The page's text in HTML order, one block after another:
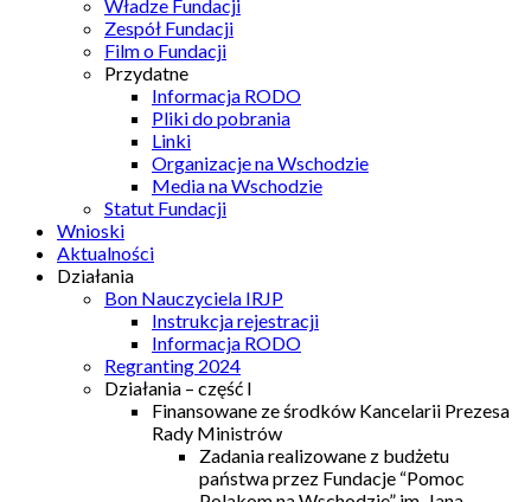
Władze Fundacji
Zespół Fundacji
Film o Fundacji
Przydatne
Informacja RODO
Pliki do pobrania
Linki
Organizacje na Wschodzie
Media na Wschodzie
Statut Fundacji
Wnioski
Aktualności
Działania
Bon Nauczyciela IRJP
Instrukcja rejestracji
Informacja RODO
Regranting 2024
Działania – część I
Finansowane ze środków Kancelarii Prezesa
Rady Ministrów
Zadania realizowane z budżetu
państwa przez Fundacje “Pomoc